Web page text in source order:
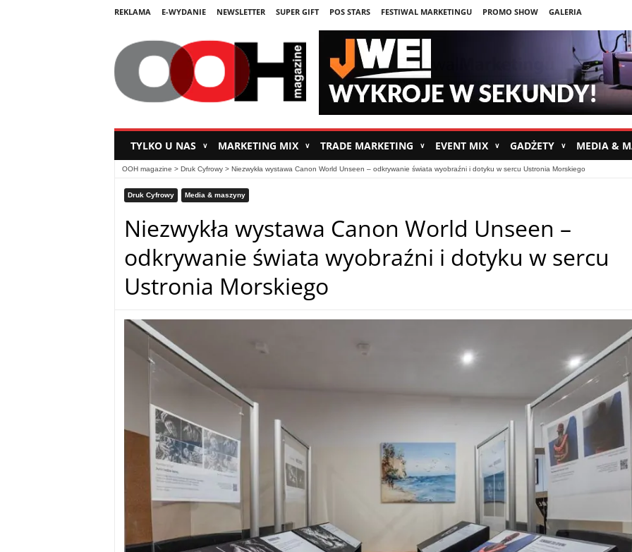
REKLAMA E-WYDANIE NEWSLETTER SUPER GIFT POS STARS FESTIWAL MARKETINGU PROMO SHOW GALERIA
TYLKO U NAS ∨ MARKETING MIX ∨ TRADE MARKETING ∨ EVENT MIX ∨ GADŻETY ∨ MEDIA &
OOH magazine > Druk Cyfrowy> Niezwykła wystawa Canon World Unseen – odkrywanie świata wyobraźni i dotyku w sercu Ustronia Morskiego
Druk Cyfrowy Media & maszyny
Niezwykła wystawa Canon World Unseen –
odkrywanie świata wyobraźni i dotyku w sercu
Ustronia Morskiego